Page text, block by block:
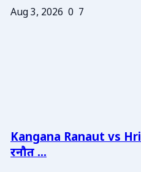
Aug 3, 2026 0 7
Kangana Ranaut vs
रनौत ...